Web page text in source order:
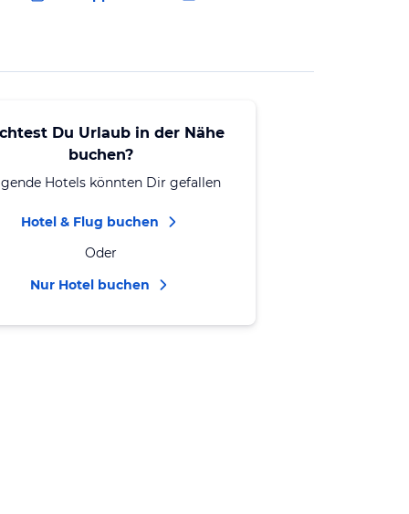
Du Urlaub in der Nähe
buchen?
Hotels könnten Dir gefallen
Hotel & Flug buchen
Oder
Nur Hotel buchen